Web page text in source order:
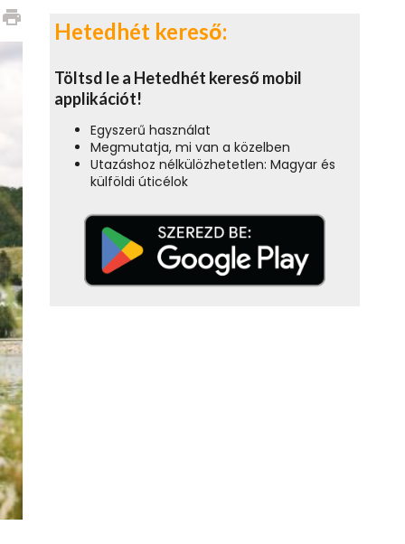
print
Hetedhét kereső:
Töltsd le a Hetedhét kereső mobil
applikációt!
Egyszerű használat
Megmutatja, mi van a közelben
Utazáshoz nélkülözhetetlen: Magyar és
külföldi úticélok